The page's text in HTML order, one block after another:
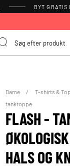
BYT GRATIS
Dame T-shirts &
tanktoppe
FLASH -
HALS OG